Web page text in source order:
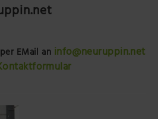
EMail an info@neuruppin.net